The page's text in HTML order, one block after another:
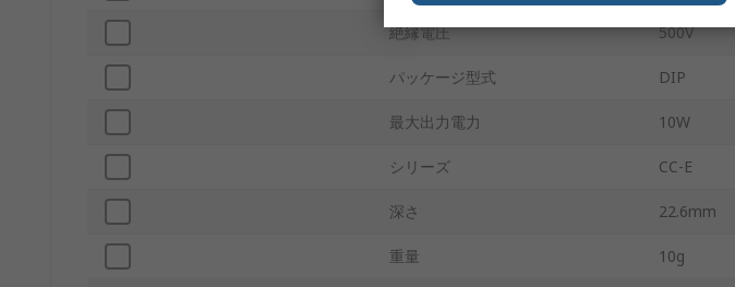
絶縁電圧 500V
パッケージ型式 DIP
最大出力電力 10W
シリーズ CC-E
深さ 22.6mm
重量 10g